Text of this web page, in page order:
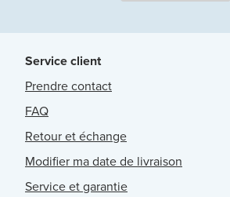
Service client
Prendre contact
FAQ
Retour et échange
Modifier ma date de livraison
Service et garantie